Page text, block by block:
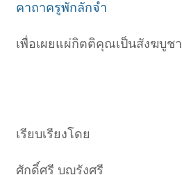
คาถาครูพักลักจำ
เพื่อเผยแผ่กิตติคุณเป็นสังฆบูชา
เรียบเรียงโดย
ศักดิ์ศรี บุญรังศรี